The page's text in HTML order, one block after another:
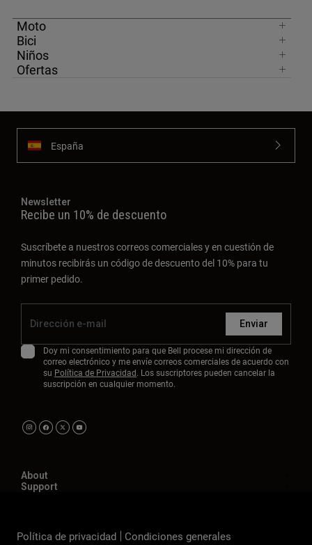
Moto
Bici
Niños
Ofertas
España
Newsletter
Recibe un 10% de descuento
Suscríbete a nuestros correos comerciales y en cuestión de
minutos recibirás un código de descuento del 10% para tu
primer pedido.
Enviar
Doy mi consentimiento para que Bell procese mi dirección de
correo electrónico y me envíe correos comerciales de acuerdo con
su Política de Privacidad. Los suscriptores pueden cancelar la
suscripción en cualquier momento.
About
Support
Política de privacidad Condiciones generales